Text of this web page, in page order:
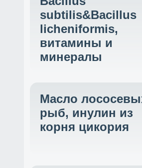
subtilis&Bacillus
licheniformis,
витамины и
минералы
Масло
рыб, инулин из
корня цикория